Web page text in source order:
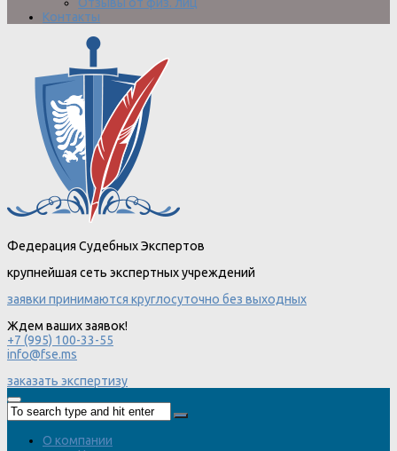
Отзывы от физ. лиц
Контакты
Федерация Судебных Экспертов
крупнейшая сеть экспертных учреждений
заявки принимаются круглосуточно без выходных
Ждем ваших заявок!
+7 (995) 100-33-55
info@fse.ms
заказать экспертизу
О компании